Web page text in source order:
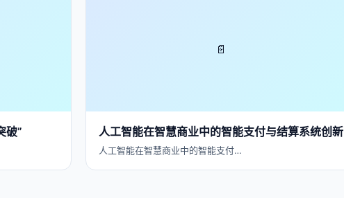
破”
📄
人工智能在智慧商业中的智能支付与结算系统创新
人工智能在智慧商业中的智能支付…